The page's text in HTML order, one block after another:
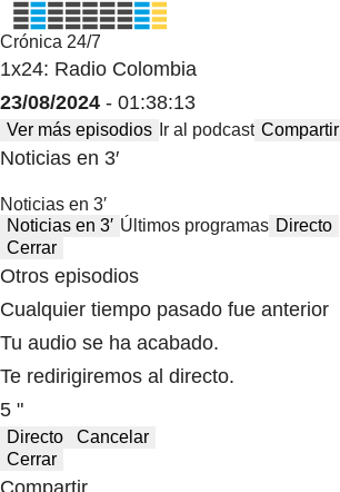
Crónica 24/7
1x24: Radio Colombia
23/08/2024 - 01:38:13
Ver más episodios Ir al podcast Compartir
Noticias en 3′
Noticias en 3′
Noticias en 3′ Últimos programas Directo
Cerrar
Otros episodios
Cualquier tiempo pasado fue anterior
Tu audio se ha acabado.
Te redirigiremos al directo.
5 "
Directo
Cancelar
Cerrar
Compartir